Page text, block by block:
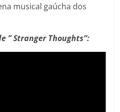
musical gaúcha dos
” Stranger Thoughts”: